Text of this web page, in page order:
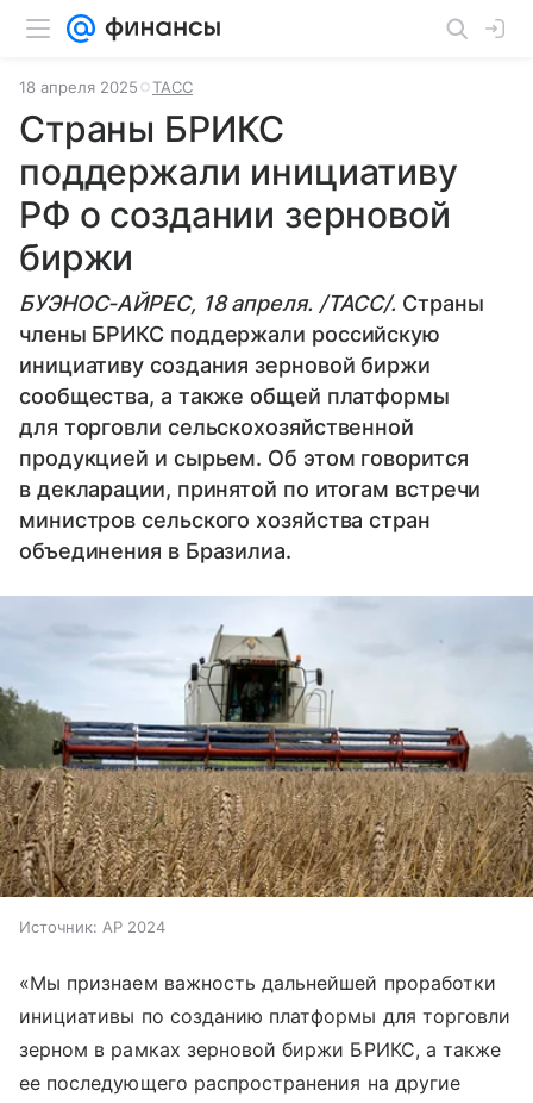
18 апреля 2025 ТАСС
Страны БРИКС
поддержали инициативу
РФ о создании зерновой
биржи
БУЭНОС-АЙРЕС, 18 апреля. /ТАСС/. Страны
члены БРИКС поддержали российскую
инициативу создания зерновой биржи
сообщества, а также общей платформы
для торговли сельскохозяйственной
продукцией и сырьем. Об этом говорится
в декларации, принятой по итогам встречи
министров сельского хозяйства стран
объединения в Бразилиа.
Источник: AP 2024
«Мы признаем важность дальнейшей проработки
инициативы по созданию платформы для торговли
зерном в рамках зерновой биржи БРИКС, а также
ее последующего распространения на другие